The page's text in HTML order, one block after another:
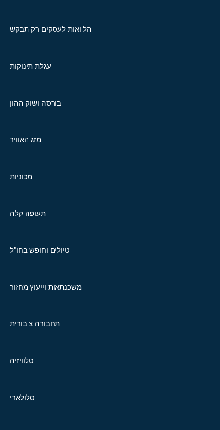
הלוואות לעסקים רק תבקש
עגלת תינוקות
בורסה ושוק ההון
מזג האוויר
מכוניות
תעופה קלה
טיולים וחופש בחו"ל
משכנתאות וייעוץ מחזור
תחבורה ציבורית
טלוויזיה
סלולארי